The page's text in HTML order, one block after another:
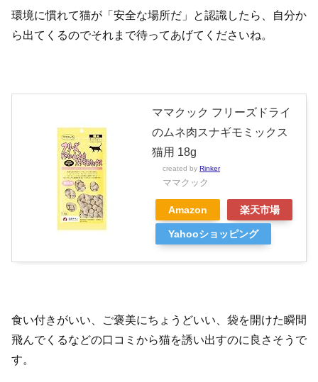
環境に慣れて猫が「安全な場所だ」と認識したら、自分か
ら出てくるのでそれまで待ってあげてくださいね。
ママクック フリーズドライ
のムネ肉スナギモミックス
猫用 18g
created by Rinker
ママクック
Amazon 楽天市場
Yahooショッピング
食い付きがいい、ご褒美にちょうどいい、袋を開けた瞬間
飛んでくるなどの口コミから猫を誘い出すのに良さそうで
す。